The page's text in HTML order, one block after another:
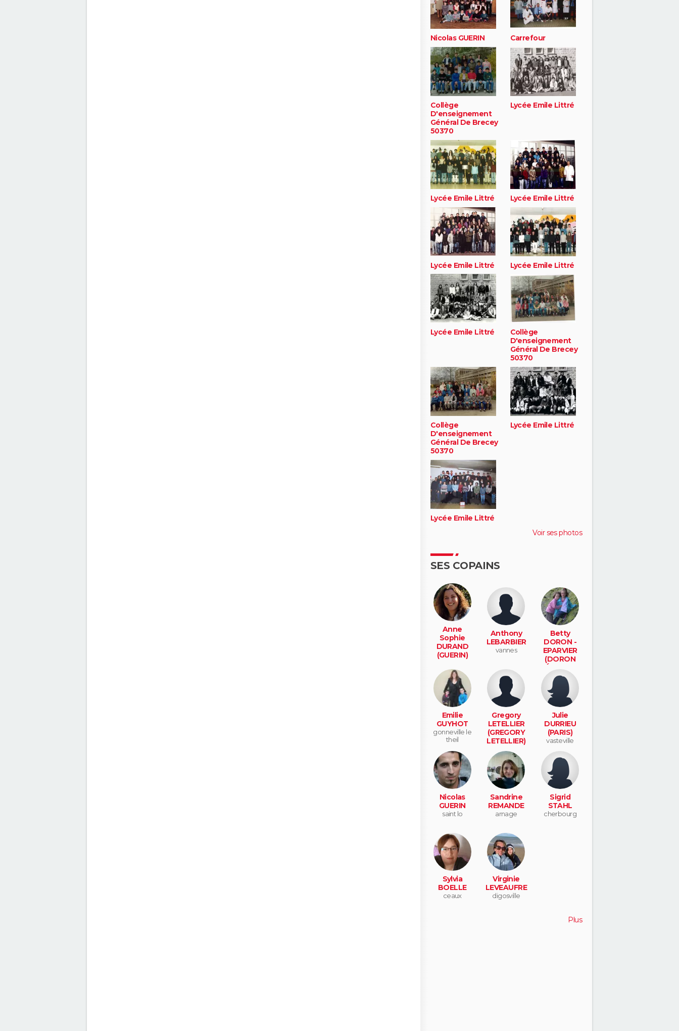
Nicolas GUERIN Carrefour
Collège
D'enseignement
Général De Brecey
50370
Lycée Emile Littré
Lycée Emile Littré Lycée Emile Littré
Lycée Emile Littré Lycée Emile Littré
Lycée Emile Littré
Collège
D'enseignement
Général De Brecey
50370
Collège
D'enseignement
Général De Brecey
50370
Lycée Emile Littré
Lycée Emile Littré
Voir ses photos
SES COPAINS
Anne
Sophie
DURAND
(GUERIN)
Anthony
LEBARBIER
vannes
Betty
DORON -
EPARVIER
(DORON
ÉPOUSE
EPARVIER)
le val saint
pere
Emilie
GUYHOT
gonneville le
theil
Gregory
LETELLIER
(GREGORY
LETELLIER)
Julie
DURRIEU
(PARIS)
vasteville
Nicolas
GUERIN
saint lo
Sandrine
REMANDE
arnage
Sigrid
STAHL
cherbourg
Sylvia
BOELLE
ceaux
Virginie
LEVEAUFRE
digosville
Plus